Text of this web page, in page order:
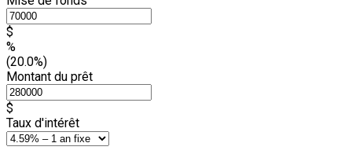
$
%
(20.0%)
Montant du prêt
$
Taux d'intérêt